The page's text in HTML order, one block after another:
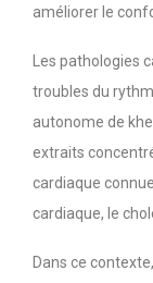
améliorer le
Les pathologies
troubles du
autonome de
extraits
cardiaque
cardiaque, le
Dans ce